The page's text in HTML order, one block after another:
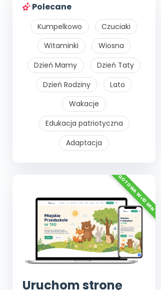
Polecane
Kumpelkowo
Czuciaki
Witaminki
Wiosna
Dzień Mamy
Dzień Taty
Dzień Rodziny
Lato
Wakacje
Edukacja patriotyczna
Adaptacja
Uruchom stronę